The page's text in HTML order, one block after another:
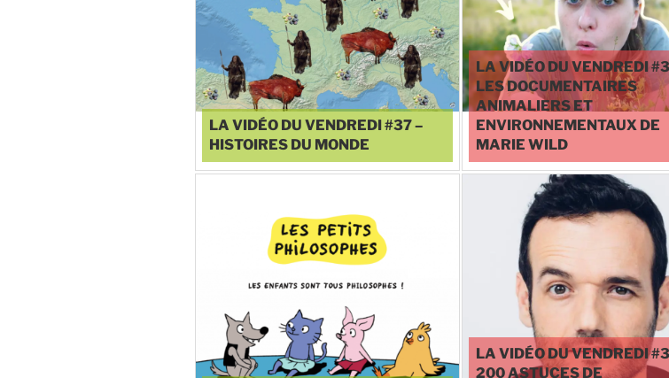
LA VIDÉO DU VENDREDI #37 –
HISTOIRES DU MONDE
LA VIDÉO DU VENDREDI
LES DOCUMENTAIRES
ANIMALIERS ET
ENVIRONNEMENTAUX DE
MARIE WILD
0♥
LA VIDÉO DU VENDREDI
200 ASTUCES DE